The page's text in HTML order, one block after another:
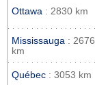
Ottawa : 2830 km
Mississauga : 2676
km
Québec : 3053 km